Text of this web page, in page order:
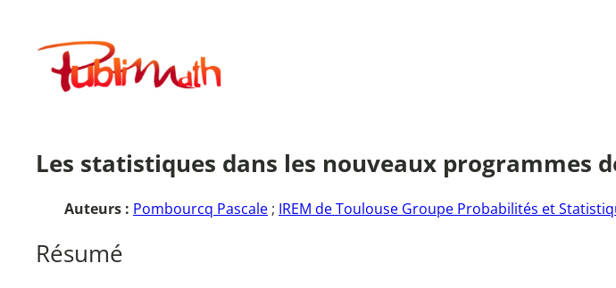
contenuPublimath
Les statistiques dans les nouveaux programmes
Auteurs : Pombourcq Pascale ; IREM de Toulouse Groupe Probabilités et
Résumé